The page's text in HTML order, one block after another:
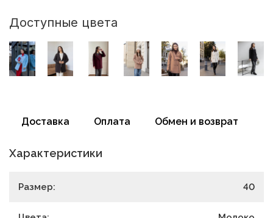
Доступные цвета
Доставка Оплата Обмен и возврат
Характеристики
Размер: 40